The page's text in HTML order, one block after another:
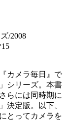
/2008
カメラ毎日』で
シリーズ。本書
らには同時期に
決定版。以下、
とってカメラを